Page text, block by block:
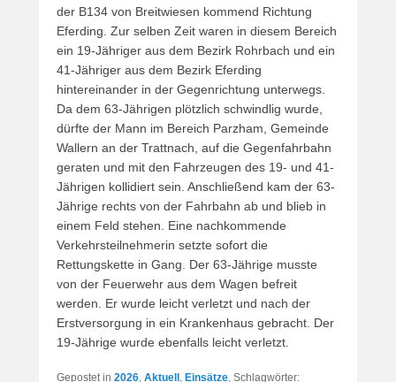
der B134 von Breitwiesen kommend Richtung
Eferding. Zur selben Zeit waren in diesem Bereich
ein 19-Jähriger aus dem Bezirk Rohrbach und ein
41-Jähriger aus dem Bezirk Eferding
hintereinander in der Gegenrichtung unterwegs.
Da dem 63-Jährigen plötzlich schwindlig wurde,
dürfte der Mann im Bereich Parzham, Gemeinde
Wallern an der Trattnach, auf die Gegenfahrbahn
geraten und mit den Fahrzeugen des 19- und 41-
Jährigen kollidiert sein. Anschließend kam der 63-
Jährige rechts von der Fahrbahn ab und blieb in
einem Feld stehen. Eine nachkommende
Verkehrsteilnehmerin setzte sofort die
Rettungskette in Gang. Der 63-Jährige musste
von der Feuerwehr aus dem Wagen befreit
werden. Er wurde leicht verletzt und nach der
Erstversorgung in ein Krankenhaus gebracht. Der
19-Jährige wurde ebenfalls leicht verletzt.
Gepostet in 2026 Aktuell Einsätze , Schlagwörter: